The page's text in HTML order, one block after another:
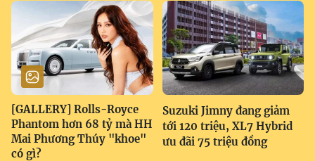
[GALLERY] Rolls-Royce
Phantom hơn 68 tỷ mà HH
Mai Phương Thúy "khoe"
có gì?
Suzuki Jimny đang giảm
tới 120 triệu, XL7 Hybrid
ưu đãi 75 triệu đồng